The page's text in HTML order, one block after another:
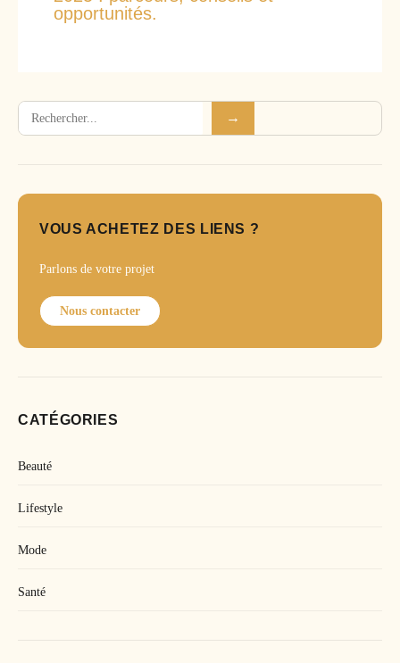
opportunités.
Rechercher →
VOUS ACHETEZ DES LIENS ?
Parlons de votre projet
Nous contacter
CATÉGORIES
Beauté
Lifestyle
Mode
Santé